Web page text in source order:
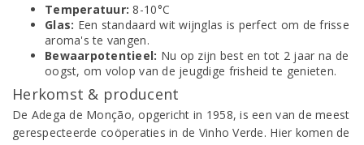
Temperatuur: 8-10°C
Glas: Een standaard wit wijnglas is perfect om de frisse
aroma's te vangen.
Bewaarpotentieel: Nu op zijn best en tot 2 jaar na de
oogst, om volop van de jeugdige frisheid te genieten.
Herkomst & producent
De Adega de Monção, opgericht in 1958, is een van de meest
gerespecteerde coöperaties in de Vinho Verde. Hier komen de